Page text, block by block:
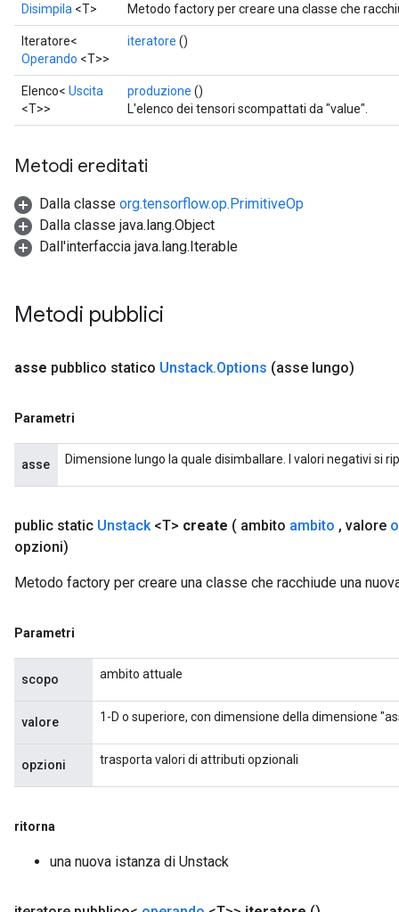
Disimpila <T>
Metodo factory per creare una classe che
Iteratore<
Operando <T>>
iteratore ()
Elenco< Uscita
<T>>
produzione ()
L'elenco dei tensori scompattati da "value".
Metodi ereditati
Dalla classe org.tensorflow.op.PrimitiveOp
Dalla classe java.lang.Object
Dall'interfaccia java.lang.Iterable
Metodi pubblici
asse pubblico statico Unstack.Options (asse lungo)
Parametri
asse Dimensione lungo la quale disimballare. I valori negativi si
public static Unstack <T> create ( ambito ambito , valore
opzioni)
Metodo factory per creare una classe che racchiude una
Parametri
scopo ambito attuale
valore 1-D o superiore, con dimensione della dimensione
opzioni trasporta valori di attributi opzionali
ritorna
una nuova istanza di Unstack